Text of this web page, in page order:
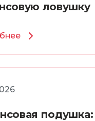
ловушку
подушка: